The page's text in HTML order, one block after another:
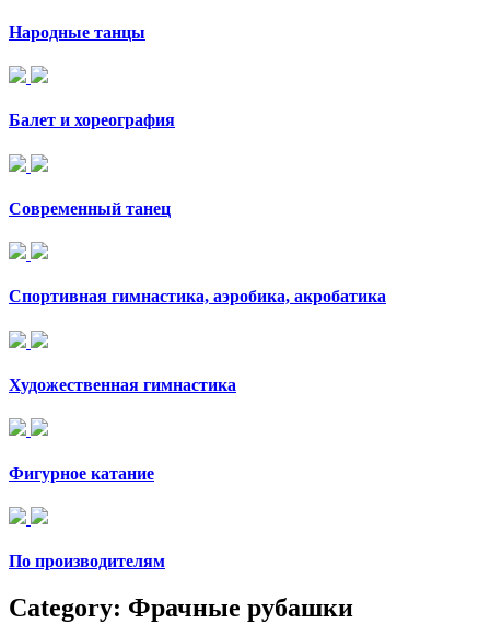
Народные танцы
Балет и хореография
Современный танец
Спортивная гимнастика, аэробика, акробатика
Художественная гимнастика
Фигурное катание
По производителям
Category: Фрачные рубашки